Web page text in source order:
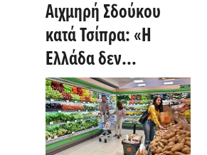
Αιχμηρή Σδούκου
κατά Τσίπρα: «Η
Ελλάδα δεν
πληγώνει, μάχεται -
Τώρα θυμήθηκε την
Πολιτική Προστασία»